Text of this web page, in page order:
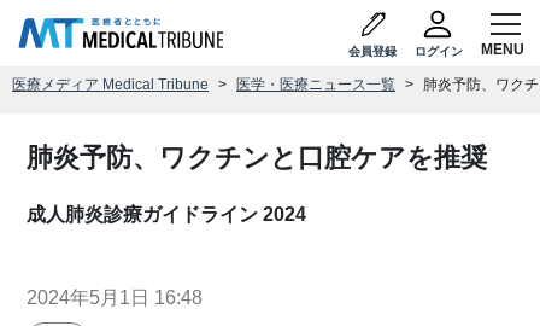
会員登録 ログイン
医療メディア Medical Tribune 医学・医療ニュース一覧 肺炎予防、ワク
肺炎予防、ワクチンと口腔ケアを推奨
成人肺炎診療ガイドライン 2024
2024年5月1日 16:48